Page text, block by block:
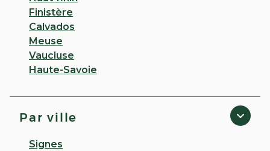
Finistère
Calvados
Meuse
Vaucluse
Haute-Savoie
Par ville
Signes